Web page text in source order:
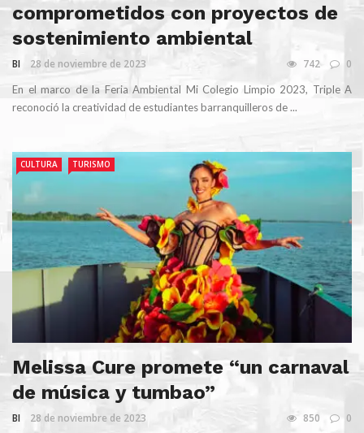
comprometidos con proyectos de
sostenimiento ambiental
BI 28 de noviembre de 2023 742 0
En el marco de la Feria Ambiental Mi Colegio Limpio 2023, Triple A
reconoció la creatividad de estudiantes barranquilleros de ...
CULTURA TURISMO
Melissa Cure promete “un carnaval
de música y tumbao”
BI 28 de noviembre de 2023 850 0